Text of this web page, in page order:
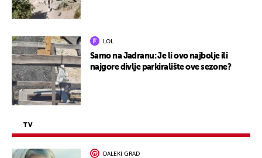
LOL
Samo na Jadranu: Je li ovo najbolje ili
najgore divlje parkiralište ove sezone?
TV
DALEKI GRAD